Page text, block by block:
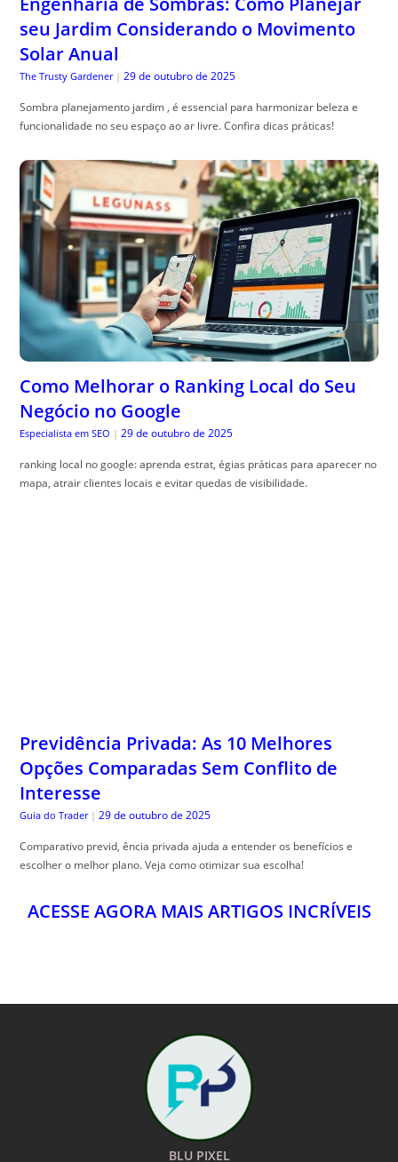
seu Jardim Considerando o Movimento
Solar Anual
The Trusty Gardener | 29 de outubro de 2025
Sombra planejamento jardim , é essencial para harmonizar beleza e
funcionalidade no seu espaço ao ar livre. Confira dicas práticas!
Como Melhorar o Ranking Local do Seu
Negócio no Google
Especialista em SEO | 29 de outubro de 2025
ranking local no google: aprenda estrat, égias práticas para aparecer no
mapa, atrair clientes locais e evitar quedas de visibilidade.
Previdência Privada: As 10 Melhores
Opções Comparadas Sem Conflito de
Interesse
Guia do Trader | 29 de outubro de 2025
Comparativo previd, ência privada ajuda a entender os benefícios e
escolher o melhor plano. Veja como otimizar sua escolha!
ACESSE AGORA MAIS ARTIGOS INCRÍVEIS
BLU PIXEL